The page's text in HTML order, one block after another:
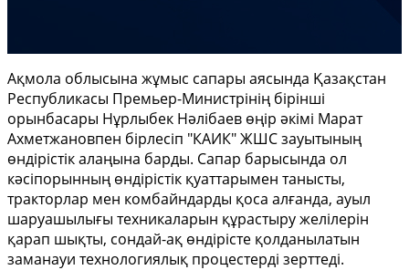
Ақмола облысына жұмыс сапары аясында Қазақстан
Республикасы Премьер-Министрінің бірінші
орынбасары Нұрлыбек Нәлібаев өңір әкімі Марат
Ахметжановпен бірлесіп "КАИК" ЖШС зауытының
өндірістік алаңына барды. Сапар барысында ол
кәсіпорынның өндірістік қуаттарымен танысты,
тракторлар мен комбайндарды қоса алғанда, ауыл
шаруашылығы техникаларын құрастыру желілерін
қарап шықты, сондай-ақ өндірісте қолданылатын
заманауи технологиялық процестерді зерттеді.